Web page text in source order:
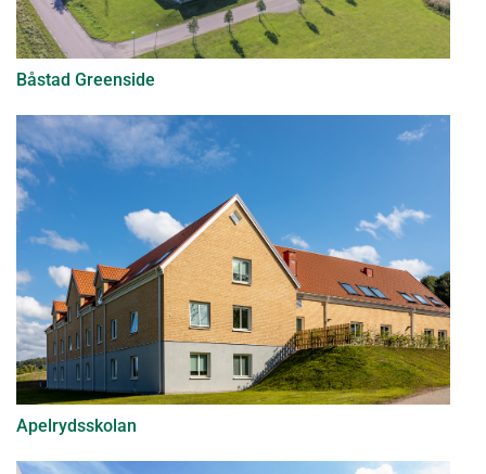
Båstad Greenside
Apelrydsskolan